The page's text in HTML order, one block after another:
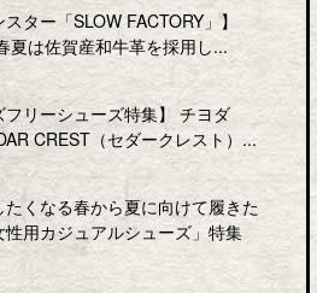
スター「SLOW FACTORY」】
夏は佐賀産和牛革を採用し...
フリーシューズ特集】 チヨダ
CREST（セダークレスト）...
たくなる春から夏に向けて履きた
性用カジュアルシューズ」特集